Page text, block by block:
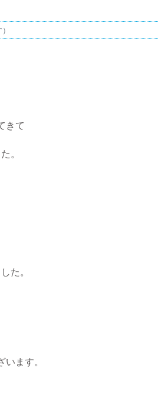
きて
。
た。
ます。